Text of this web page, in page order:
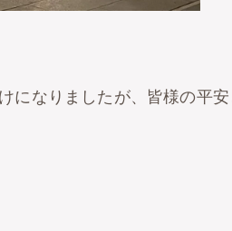
なりましたが、皆様の平安